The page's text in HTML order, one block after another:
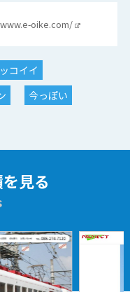
oike.com/
コイイ
今っぽい
見る